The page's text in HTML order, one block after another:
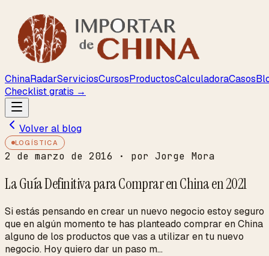
ChinaRadarServiciosCursosProductosCalculadoraCasos
Checklist gratis →
Volver al blog
LOGÍSTICA
2 de marzo de 2016 · por Jorge Mora
La Guía Definitiva para Comprar en China en 2021
Si estás pensando en crear un nuevo negocio estoy seguro
que en algún momento te has planteado comprar en China
alguno de los productos que vas a utilizar en tu nuevo
negocio. Hoy quiero dar un paso m...